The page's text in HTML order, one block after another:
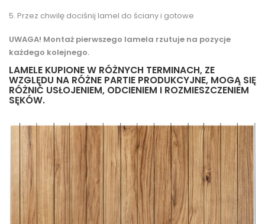
5. Przez chwilę dociśnij lamel do ściany i gotowe
UWAGA! Montaż pierwszego lamela rzutuje na pozycje
każdego kolejnego.
LAMELE KUPIONE W RÓŻNYCH TERMINACH, ZE
WZGLĘDU NA RÓŻNE PARTIE PRODUKCYJNE, MOGĄ SIĘ
RÓŻNIĆ USŁOJENIEM, ODCIENIEM I ROZMIESZCZENIEM
SĘKÓW.